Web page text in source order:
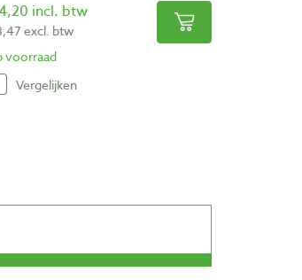
incl. btw
excl. btw
voorraad
Vergelijken